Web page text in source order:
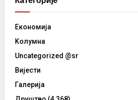
Eкономија
Kолумнa
Uncategorized @sr
Вијести
Галерија